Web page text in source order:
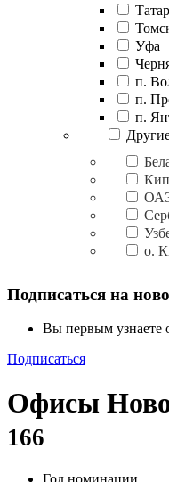
Уфа
п.
п.
п.
о.
Подписаться на
Вы первым узнаете
Подписаться
Офисы
166